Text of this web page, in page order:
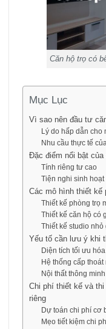
Căn hộ trọ có
Mục Lục
Vì sao nên đầu tư
Lý do hấp dẫn cho
Nhu cầu thực tế
Đặc điểm nổi bật của
Tính riêng tư cao
Tiện nghi sinh hoạt
Các mô hình thiết kế
Thiết kế phòng trọ
Thiết kế căn hộ có
Thiết kế studio nhỏ
Yếu tố cần lưu ý khi
Diện tích tối ưu
Hệ thống cấp
Nội thất thông
Chi phí thiết kế và
riêng
Dự toán chi phí cơ
Mẹo tiết kiệm chi